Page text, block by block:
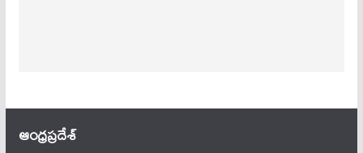
ఆంధ్ర‌ప్ర‌దేశ్